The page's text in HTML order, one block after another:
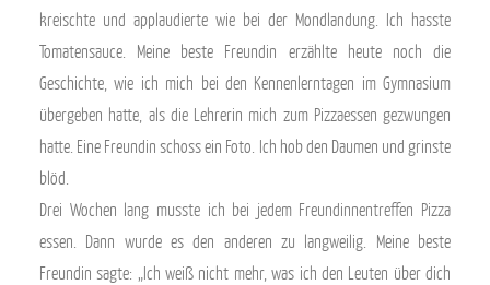
kreischte und applaudierte wie bei der Mondlandung. Ich hasste
Tomatensauce. Meine beste Freundin erzählte heute noch die
Geschichte, wie ich mich bei den Kennenlerntagen im Gymnasium
übergeben hatte, als die Lehrerin mich zum Pizzaessen gezwungen
hatte. Eine Freundin schoss ein Foto. Ich hob den Daumen und grinste
blöd.
Drei Wochen lang musste ich bei jedem Freundinnentreffen Pizza
essen. Dann wurde es den anderen zu langweilig. Meine beste
Freundin sagte: „Ich weiß nicht mehr, was ich den Leuten über dich